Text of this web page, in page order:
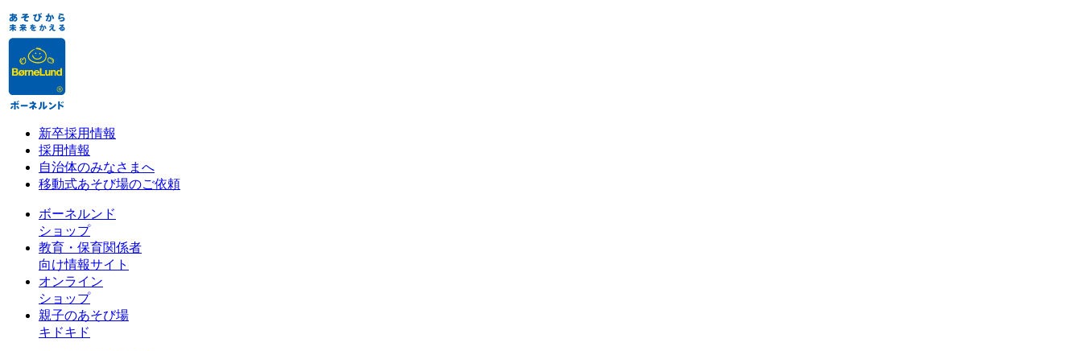
新卒採用情報
採用情報
自治体のみなさまへ
移動式あそび場のご依頼
ボーネルンド
ショップ
教育・保育関係者
向け情報サイト
オンライン
ショップ
親子のあそび場
キドキド